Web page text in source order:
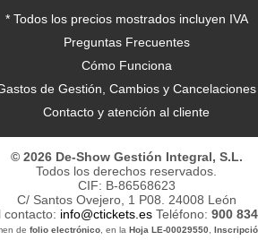
* Todos los precios mostrados incluyen IVA
Preguntas Frecuentes
Cómo Funciona
de Gestión, Cambios y Cancelaciones
Contacto y atención al cliente
© 2026 De-Show Gestión Integral, S.L.
Todos los derechos reservados.
CIF: B-86568623
C/ Santos Ovejero, 1 P08. 24008 León
contacto: info@ctickets.es Teléfono: 900
de folio electrónico, en la Hoja LE-00029550,